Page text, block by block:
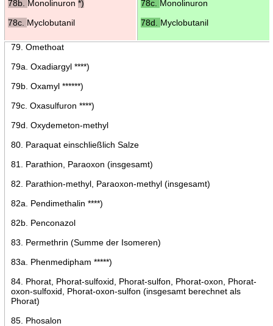
78b. Monolinuron *)
78c. Myclobutanil
78c.
Monolinuron
78d. Myclobutanil
79. Omethoat
79a. Oxadiargyl ****)
79b. Oxamyl ******)
79c. Oxasulfuron ****)
79d. Oxydemeton-methyl
80. Paraquat einschließlich Salze
81. Parathion, Paraoxon (insgesamt)
82. Parathion-methyl, Paraoxon-methyl (insgesamt)
82a. Pendimethalin ****)
82b. Penconazol
83. Permethrin (Summe der Isomeren)
83a. Phenmedipham *****)
84. Phorat, Phorat-sulfoxid, Phorat-sulfon, Phorat-oxon, Phorat-
oxon-sulfoxid, Phorat-oxon-sulfon (insgesamt berechnet als
Phorat)
85. Phosalon